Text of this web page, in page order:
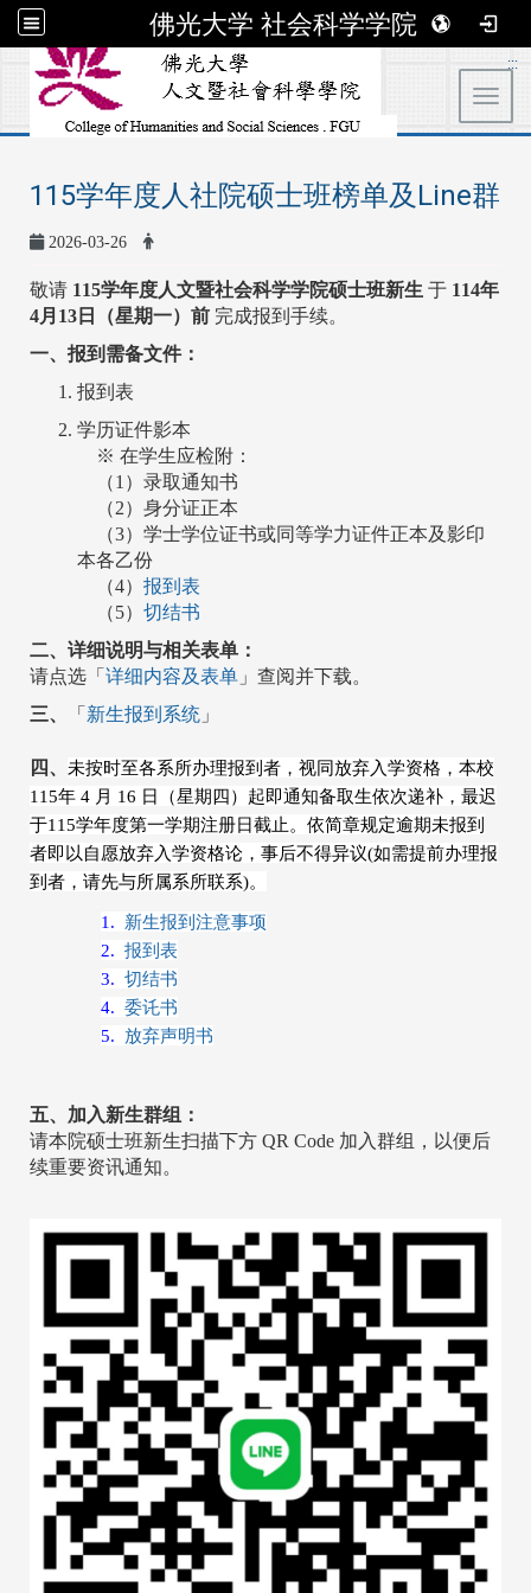
佛光大学 社会科学学院
:::
115学年度人社院硕士班榜单及Line群
2026-03-26
敬请 115学年度人文暨社会科学学院硕士班新生 于 114年
4月13日（星期一）前 完成报到手续。
一、报到需备文件：
报到表
学历证件影本
※ 在学生应检附：
（1）录取通知书
（2）身分证正本
（3）学士学位证书或同等学力证件正本及影印
本各乙份 ​
（4） 报到表
（5） 切结书
二、详细说明与相关表单：
请点选「 详细内容及表单 」查阅并下载。
三、
「 新生报到系统 」
四、 未按时至各系所办理报到者，视同放弃入学资格，本校
115年 4 月 16 日（星期四 ）起即通知备取生依次递补，最迟
于115学年度第一学期注册日截止。依简章规定逾期未报到
者即以自愿放弃入学资格论，事后不得异议(如需提前办理报
到者，请先与所属系所联系)。
1.
新生报到注意事项
2. 报到表
3. 切结书
4. 委讬书
5.
放弃声明书
五、 加入新生群组：
请本院硕士班新生扫描下方 QR Code 加入群组，以便后
续重要资讯通知。